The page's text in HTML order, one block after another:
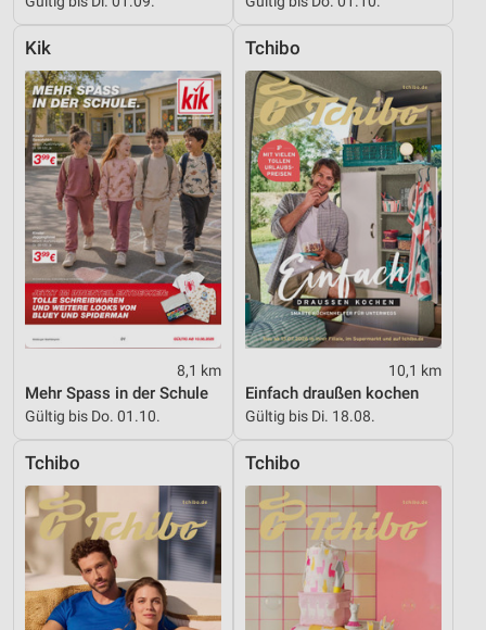
Kik
8,1 km
Mehr Spass in der Schule
Gültig bis Do. 01.10.
Tchibo
10,1 km
Einfach draußen kochen
Gültig bis Di. 18.08.
Tchibo Tchibo